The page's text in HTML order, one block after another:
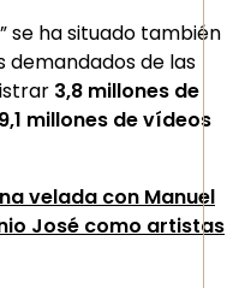
se ha situado también
demandados de las
3,8 millones de
millones de vídeos
velada con Manuel
José como artistas